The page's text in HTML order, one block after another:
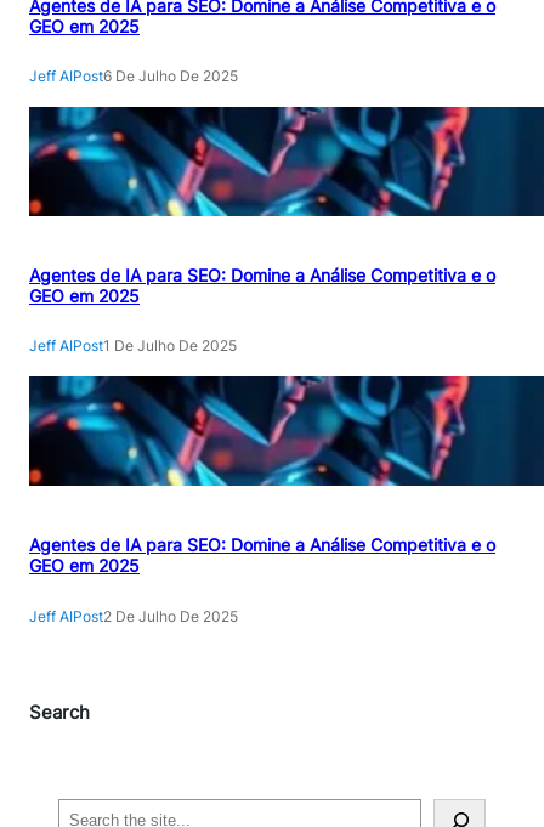
P
T
T
I
V
A
O
O
E
M
2
0
Agentes de IA para SEO: Domine a Análise Competitiva e o
GEO em 2025
Jeff AIPost6 De Julho De 2025
Agentes de IA para SEO: Domine a Análise Competitiva e o
GEO em 2025
Jeff AIPost1 De Julho De 2025
Agentes de IA para SEO: Domine a Análise Competitiva e o
GEO em 2025
Jeff AIPost2 De Julho De 2025
Search